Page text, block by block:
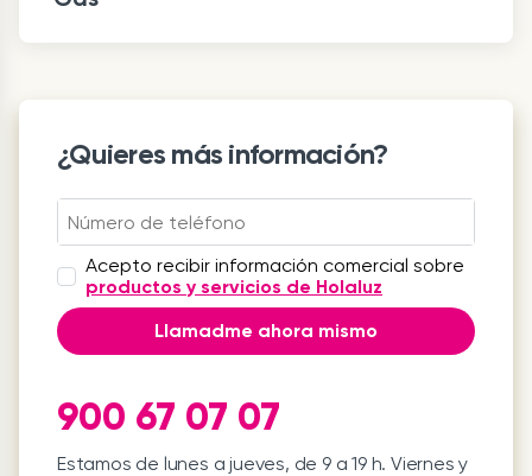
¿Quieres más información?
Acepto recibir información comercial sobre
productos y servicios de Holaluz
Llamadme ahora mismo
900 67 07 07
Estamos de lunes a jueves, de 9 a 19 h. Viernes y